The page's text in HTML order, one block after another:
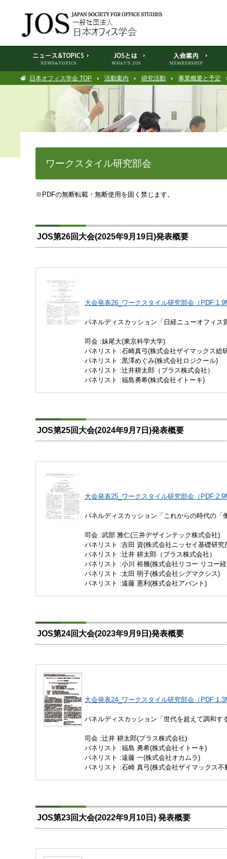
日本オフィス学会 TOP 活動案内 研究活動 事業概要と予定
ワークスタイル研究部会
※PDFの無断転載・無断使用を固く禁じます。
JOS第26回大会(2025年9月19日)発表概要
大会発表26_ワークスタイル研究部会（
パネルディスカッション「日経ニューオフィス
司会 :妹尾大(東京科学大学)
パネリスト :石崎真弓(株式会社ザイマックス総
パネリスト :黒澤めぐみ(株式会社ロジクール)
パネリスト :辻井耕太郎（プラス株式会社）
パネリスト :福島勇希(株式会社イトーキ)
JOS第25回大会(2024年9月7日)発表概要
大会発表25_ワークスタイル研究部会（
パネルディスカッション「これからの時代の「
司会 :武部 雅仁(三井デザインテック株式会社)
パネリスト :吉田 資(株式会社ニッセイ基礎研究
パネリスト :辻井 耕太郎（プラス株式会社）
パネリスト :小川 裕幾(株式会社リコー リコー
パネリスト :太田 明子(株式会社シグマクシス)
パネリスト :遠藤 憲利(株式会社アバント)
JOS第24回大会(2023年9月9日)発表概要
大会発表24_ワークスタイル研究部会（
パネルディスカッション「世代を超えて調和す
司会 :辻井 耕太郎(プラス株式会社)
パネリスト :福島 勇希(株式会社イトーキ)
パネリスト :遠藤 一(株式会社オカムラ)
パネリスト :石崎 真弓(株式会社ザイマックス不
JOS第23回大会(2022年9月10日) 発表概要